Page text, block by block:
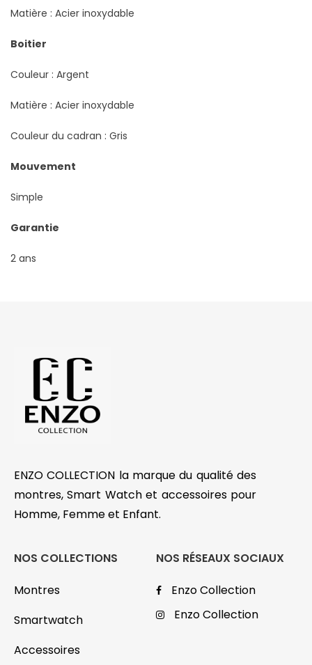
Matière : Acier inoxydable
Boitier
Couleur : Argent
Matière : Acier inoxydable
Couleur du cadran : Gris
Mouvement
Simple
Garantie
2 ans
ENZO COLLECTION la marque du qualité des
montres, Smart Watch et accessoires pour
Homme, Femme et Enfant.
NOS COLLECTIONS
Montres
Smartwatch
Accessoires
NOS RÉSEAUX SOCIAUX
Enzo Collection
Enzo Collection